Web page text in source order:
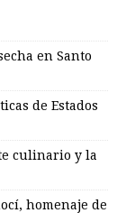
en Santo
de Estados
culinario y la
homenaje de